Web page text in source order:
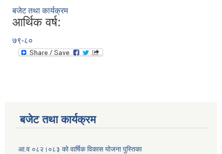
बजेट तथा कार्यक्रम
आर्थिक वर्ष:
७९-८०
बजेट तथा कार्यक्रम
आ.व ०८२।०८३ को वार्षिक विकास योजना पुस्तिका